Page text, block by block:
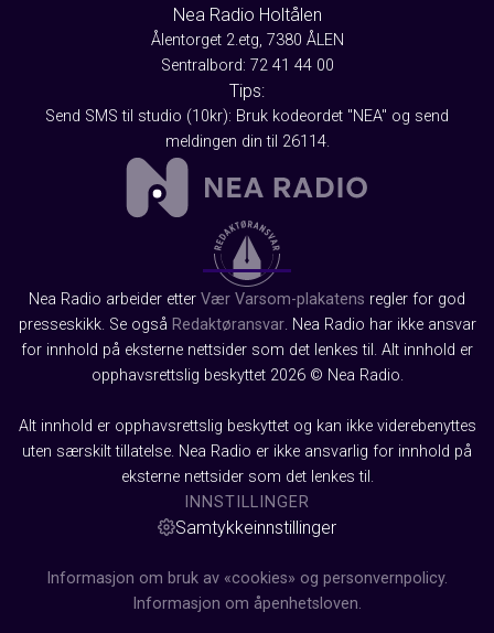
Nea Radio Holtålen
Ålentorget 2.etg, 7380 ÅLEN
Sentralbord: 72 41 44 00
Tips:
Send SMS til studio (10kr): Bruk kodeordet "NEA" og send
meldingen din til 26114.
Nea Radio arbeider etter Vær Varsom-plakatens regler for god
presseskikk. Se også Redaktøransvar. Nea Radio har ikke ansvar
for innhold på eksterne nettsider som det lenkes til. Alt innhold er
opphavsrettslig beskyttet 2026 © Nea Radio.
Alt innhold er opphavsrettslig beskyttet og kan ikke viderebenyttes
uten særskilt tillatelse. Nea Radio er ikke ansvarlig for innhold på
eksterne nettsider som det lenkes til.
INNSTILLINGER
Samtykkeinnstillinger
Informasjon om bruk av «cookies» og personvernpolicy.
Informasjon om åpenhetsloven.